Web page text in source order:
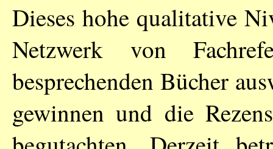
Dieses hohe qualitative
Netzwerk von
besprechenden Bücher
gewinnen und die